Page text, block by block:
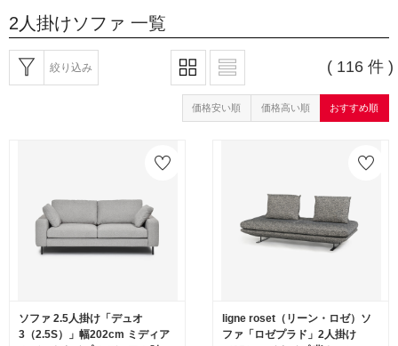
2人掛けソファ 一覧
絞り込み ( 116 件 )
価格安い順 価格高い順 おすすめ順
ソファ 2.5人掛け「デュオ
3（2.5S）」幅202cm ミディア
ligne roset（リーン・ロゼ）ソ
ファ「ロゼプラド」2人掛け